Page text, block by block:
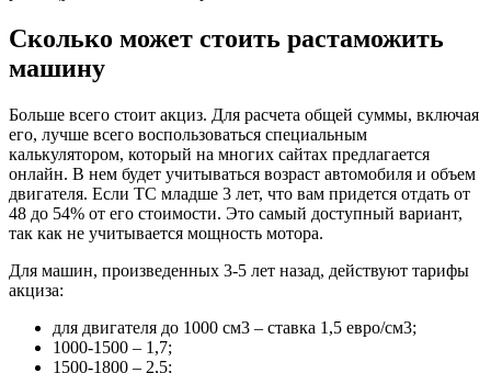
Сколько может стоить растаможить
машину
Больше всего стоит акциз. Для расчета общей суммы, включая
его, лучше всего воспользоваться специальным
калькулятором, который на многих сайтах предлагается
онлайн. В нем будет учитываться возраст автомобиля и объем
двигателя. Если ТС младше 3 лет, что вам придется отдать от
48 до 54% от его стоимости. Это самый доступный вариант,
так как не учитывается мощность мотора.
Для машин, произведенных 3-5 лет назад, действуют тарифы
акциза:
для двигателя до 1000 см3 – ставка 1,5 евро/см3;
1000-1500 – 1,7;
1500-1800 – 2,5;